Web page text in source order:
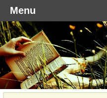
Menu